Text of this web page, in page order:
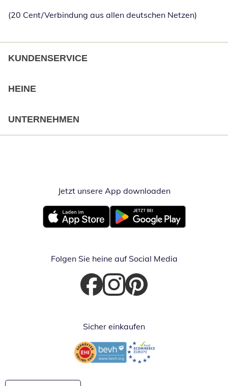
(20 Cent/Verbindung aus allen deutschen Netzen)
KUNDENSERVICE
HEINE
UNTERNEHMEN
Jetzt unsere App downloadenÖffnet in
Öffnet in neuem FensterÖffnet in neuem Fenster
Folgen Sie heine auf Social Media
Öffnet in neuem Fenster
Öffnet in neuem Fenster
Öffnet in neuem Fenster
Sicher einkaufen
Öffnet in neuem FensterÖffnet in neuem Fenster